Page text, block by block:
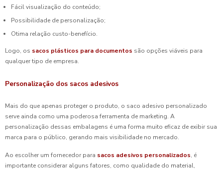
Fácil visualização do conteúdo;
Possibilidade de personalização;
Otima relação custo-benefício.
Logo, os sacos plásticos para documentos são opções viáveis para
qualquer tipo de empresa.
Personalização dos sacos adesivos
Mais do que apenas proteger o produto, o saco adesivo personalizado
serve ainda como uma poderosa ferramenta de marketing. A
personalização dessas embalagens é uma forma muito eficaz de exibir sua
marca para o público, gerando mais visibilidade no mercado.
Ao escolher um fornecedor para sacos adesivos personalizados, é
importante considerar alguns fatores, como qualidade do material,